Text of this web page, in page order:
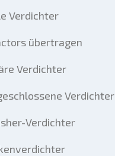
Verdichter
übertragen
Verdichter
Verdichter
Verdichter